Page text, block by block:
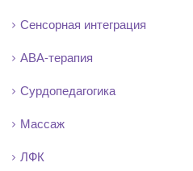
Сенсорная интеграция
АВА-терапия
Сурдопедагогика
Массаж
ЛФК